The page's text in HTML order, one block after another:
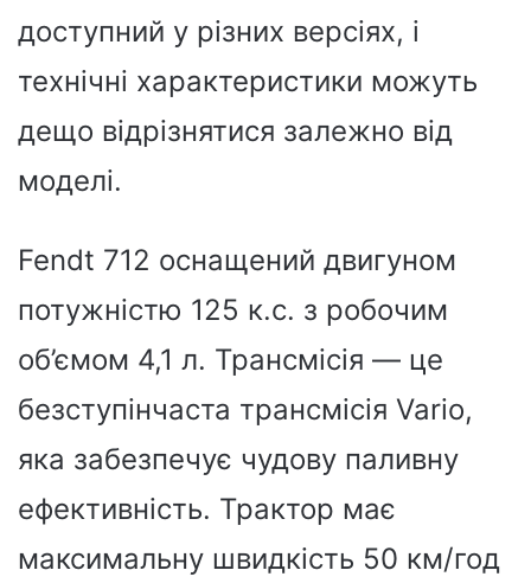
доступний у різних версіях, і
технічні характеристики можуть
дещо відрізнятися залежно від
моделі.
Fendt 712 оснащений двигуном
потужністю 125 к.с. з робочим
об’ємом 4,1 л. Трансмісія — це
безступінчаста трансмісія Vario,
яка забезпечує чудову паливну
ефективність. Трактор має
максимальну швидкість 50 км/год